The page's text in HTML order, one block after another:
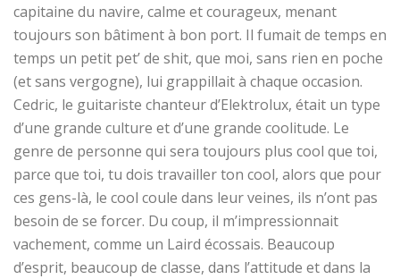
capitaine du navire, calme et courageux, menant
toujours son bâtiment à bon port. Il fumait de temps en
temps un petit pet’ de shit, que moi, sans rien en poche
(et sans vergogne), lui grappillait à chaque occasion.
Cedric, le guitariste chanteur d’Elektrolux, était un type
d’une grande culture et d’une grande coolitude. Le
genre de personne qui sera toujours plus cool que toi,
parce que toi, tu dois travailler ton cool, alors que pour
ces gens-là, le cool coule dans leur veines, ils n’ont pas
besoin de se forcer. Du coup, il m’impressionnait
vachement, comme un Laird écossais. Beaucoup
d’esprit, beaucoup de classe, dans l’attitude et dans la